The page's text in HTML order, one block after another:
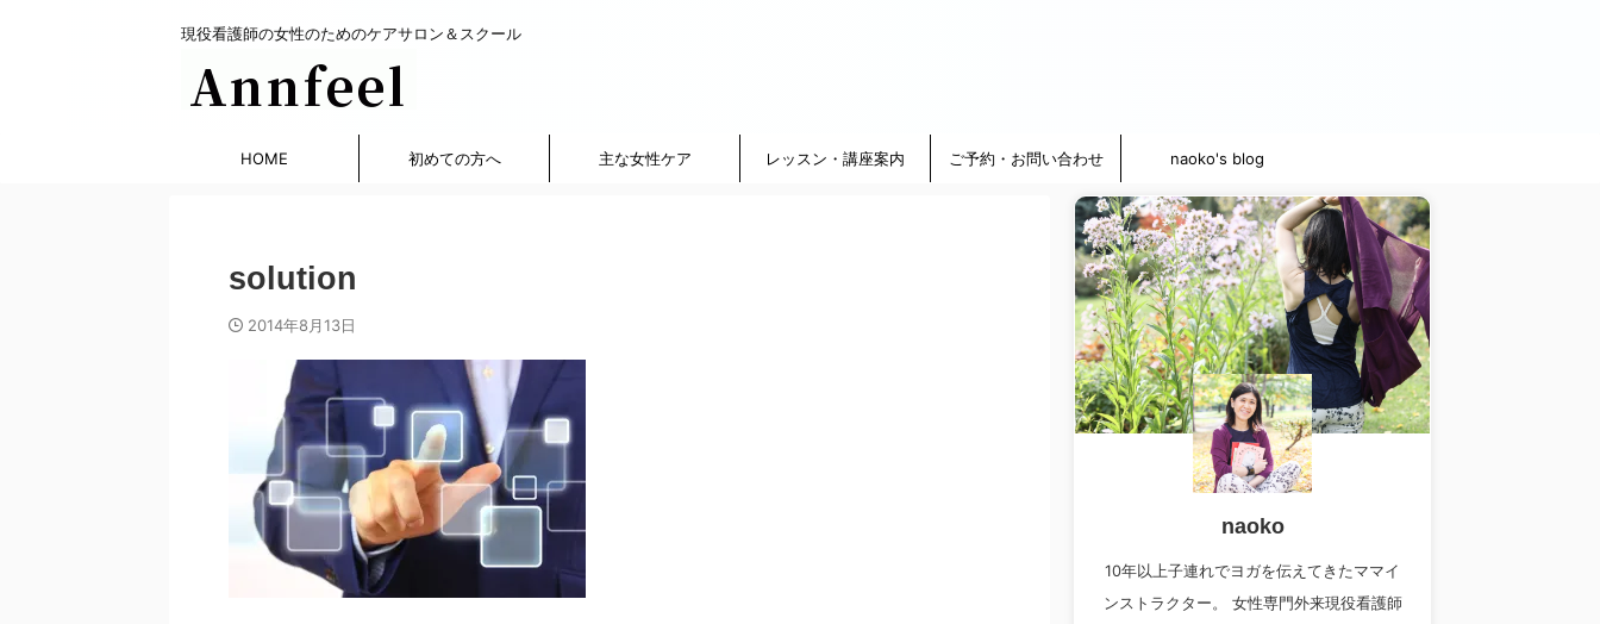
現役看護師の女性のためのケアサロン＆スクール
HOME 初めての方へ 主な女性ケア レッスン・講座案内 ご予約・お問い合わせ naoko's blog
solution
2014年8月13日
naoko
10年以上子連れでヨガを伝えてきたママイ
ンストラクター。 女性専門外来現役看護師